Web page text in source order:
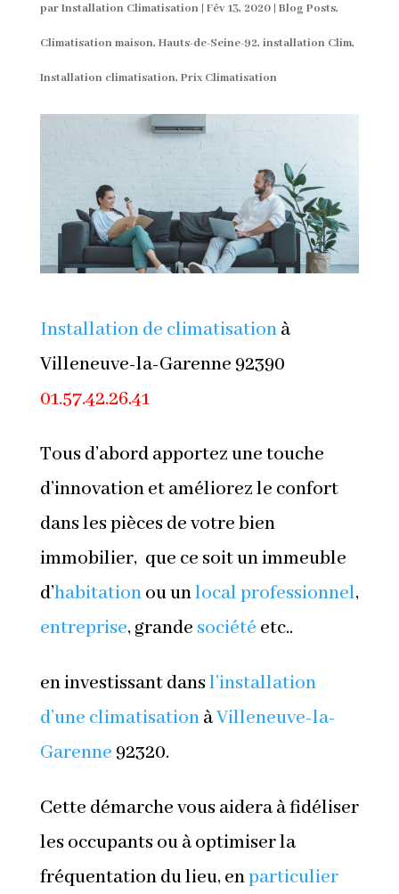
parInstallation Climatisation | Fév 13, 2020| Blog Posts,
Climatisation maison, Hauts-de-Seine-92, installation Clim,
Installation climatisation, Prix Climatisation
Installation de climatisationà
Villeneuve-la-Garenne 92390
01.57.42.26.41
Tous d’abord apportez une touche
d’innovation et améliorez le confort
dans les pièces de votre bien
immobilier, que ce soit un immeuble
d’habitationou unlocal professionnel,
entreprise, grande société etc..
en investissant dansl’installation
d’une climatisationàVilleneuve-la-
Garenne 92320.
Cette démarche vous aidera à fidéliser
les occupants ou à optimiser la
fréquentation du lieu, enparticulier